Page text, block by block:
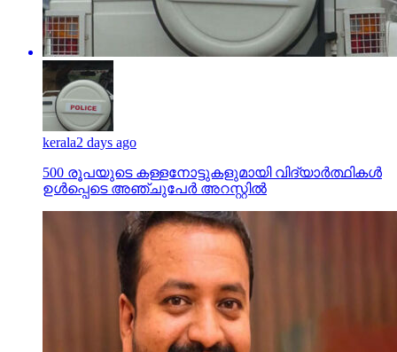
kerala2 days ago
500 രൂപയുടെ കള്ളനോട്ടുകളുമായി വിദ്യാര്‍ത്ഥികള്‍
ഉള്‍പ്പെടെ അഞ്ചുപേര്‍ അറസ്റ്റില്‍